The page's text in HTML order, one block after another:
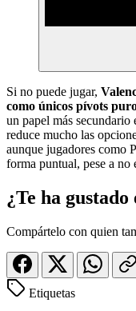
Si no puede jugar,
como únicos pívots
un papel más
reduce mucho las
aunque jugadores como
forma puntual, pese a no
¿Te ha
Compártelo con quien
Etiquetas